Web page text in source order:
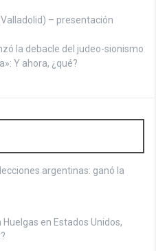
– presentación
la debacle del judeo-sionismo
Y ahora, ¿qué?
argentinas: ganó la
Huelgas en Estados Unidos,